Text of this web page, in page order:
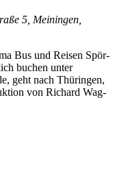
5, Mei­nin­gen,
Bus und Rei­sen Spör­
bu­chen un­ter
geht nach Thü­rin­gen,
von Ri­chard Wag­